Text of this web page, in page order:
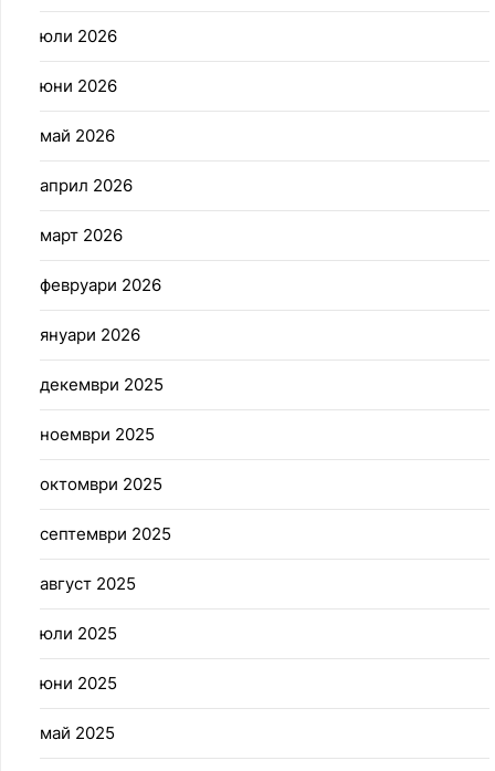
юли 2026
юни 2026
май 2026
април 2026
март 2026
февруари 2026
януари 2026
декември 2025
ноември 2025
октомври 2025
септември 2025
август 2025
юли 2025
юни 2025
май 2025